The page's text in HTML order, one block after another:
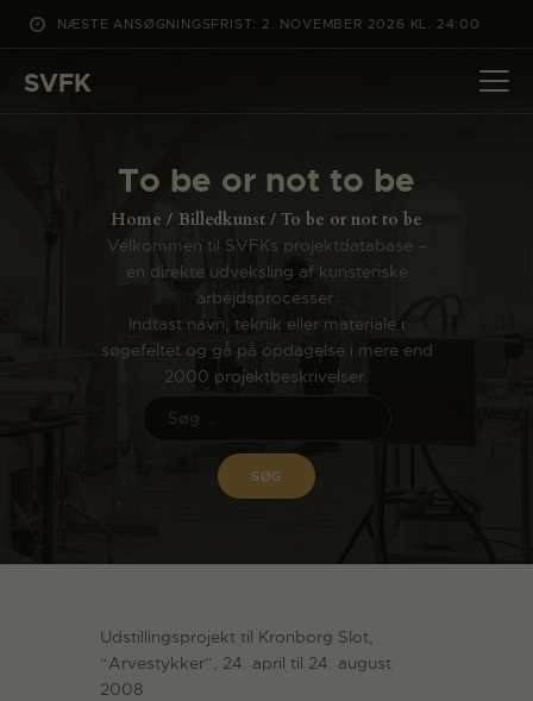
NÆSTE ANSØGNINGSFRIST: 2. NOVEMBER 2026 KL. 24:00
SVFK
To be or not to be
Home Billedkunst To be or not to be
Velkommen til SVFKs projektdatabase –
en direkte udveksling af kunsteriske
arbejdsprocesser.
Indtast navn, teknik eller materiale i
søgefeltet og gå på opdagelse i mere end
2000 projektbeskrivelser.
DET SKER
CHANNEL
ANSØG
OM SVFK
ENGLISH
Udstillingsprojekt til Kronborg Slot,
“Arvestykker”, 24. april til 24. august
2008